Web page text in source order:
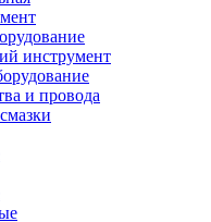
инструмент
и провода